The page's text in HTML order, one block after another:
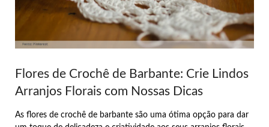
Flores de Crochê de Barbante: Crie Lindos
Arranjos Florais com Nossas Dicas
As flores de crochê de barbante são uma ótima opção para dar